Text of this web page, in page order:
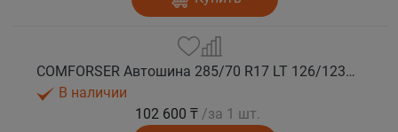
COMFORSER Автошина 285/70 R17 LT 126/123Q CF9000 R/T RWL 10PR лето
В наличии
102 600 ₸ /за 1 шт.